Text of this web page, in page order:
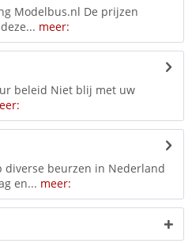
Modelbus.nl De prijzen
meer:
beleid Niet blij met uw
diverse beurzen in Nederland
en... meer: